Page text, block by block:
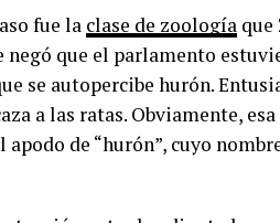
fue la clase de zoología que
negó que el parlamento
se autopercibe hurón.
a las ratas. Obviamente,
apodo de “hurón”, cuyo